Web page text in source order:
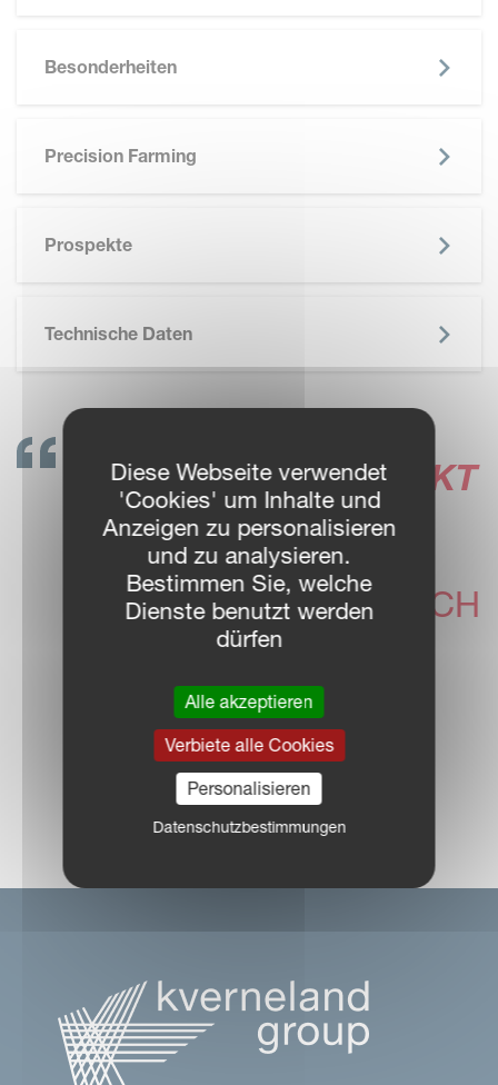
Besonderheiten
Precision Farming
Prospekte
Technische Daten
NEHMEN SIE KONTAKT
AUF!
UNSERE VICON
HÄNDLER FREUEN SICH
WEITERZUHELFEN
HÄNDLERSUCHE
Diese Webseite verwendet
'Cookies' um Inhalte und
Anzeigen zu personalisieren
und zu analysieren.
Bestimmen Sie, welche
Dienste benutzt werden
dürfen
Alle akzeptieren
Verbiete alle Cookies
Personalisieren
Datenschutzbestimmungen